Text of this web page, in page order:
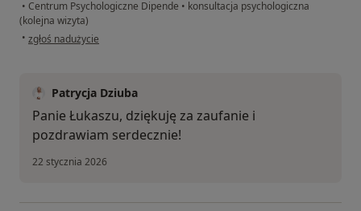
• Centrum Psychologiczne Dipende • konsultacja psychologiczna
(kolejna wizyta)
• w opinii użytkownika Łukasz
zgłoś nadużycie
Patrycja Dziuba
Panie Łukaszu, dziękuję za zaufanie i
pozdrawiam serdecznie!
22 stycznia 2026